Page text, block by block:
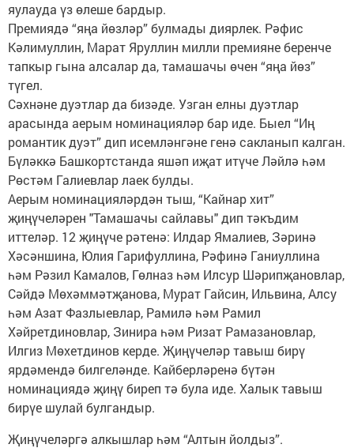
яулауда үз өлеше бардыр.
Премиядә “яңа йөзләр” булмады диярлек. Рәфис
Кәлимуллин, Марат Яруллин милли премияне беренче
тапкыр гына алсалар да, тамашачы өчен “яңа йөз”
түгел.
Сәхнәне дуэтлар да бизәде. Узган елны дуэтлар
арасында аерым номинацияләр бар иде. Быел “Иң
романтик дуэт” дип исемләнгәне генә сакланып калган.
Бүләккә Башкортстанда яшәп иҗат итүче Ләйлә һәм
Рөстәм Галиевлар лаек булды.
Аерым номинацияләрдән тыш, “Кайнар хит”
җиңүчеләрен "Тамашачы сайлавы" дип тәкъдим
иттеләр. 12 җиңүче рәтенә: Илдар Ямалиев, Зәринә
Хәсәншина, Юлия Гарифуллина, Рәфинә Ганиуллина
һәм Рәзил Камалов, Гөлназ һәм Илсур Шәрипҗановлар,
Сәйдә Мөхәммәтҗанова, Мурат Гайсин, Ильвина, Алсу
һәм Азат Фазлыевлар, Рамилә һәм Рамил
Хәйретдиновлар, Зинира һәм Ризат Рамазановлар,
Илгиз Мөхетдинов керде. Җиңүчеләр тавыш бирү
ярдәмендә билгеләнде. Кайберләренә бүтән
номинациядә җиңү биреп тә була иде. Халык тавыш
бирүе шулай булгандыр.
Җиңүчеләргә алкышлар һәм “Алтын йолдыз”.